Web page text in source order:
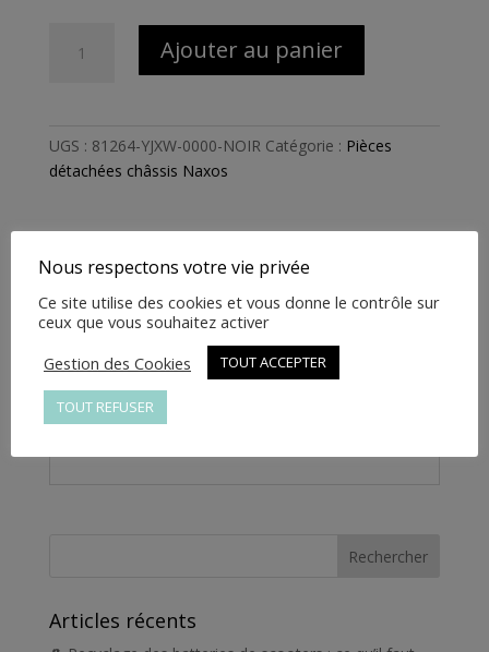
INTERIEUR
81264-
YJXW-
NOIR
Ajouter au panier
UGS : 81264-YJXW-0000-NOIR Catégorie : Pièces
détachées châssis Naxos
Informations complémentaires
Informations
complémentaires
Poids
Articles récents
Nous respectons votre vie privée
Ce site utilise des cookies et vous donne le contrôle sur
ceux que vous souhaitez activer
Gestion des Cookies
TOUT ACCEPTER
TOUT REFUSER